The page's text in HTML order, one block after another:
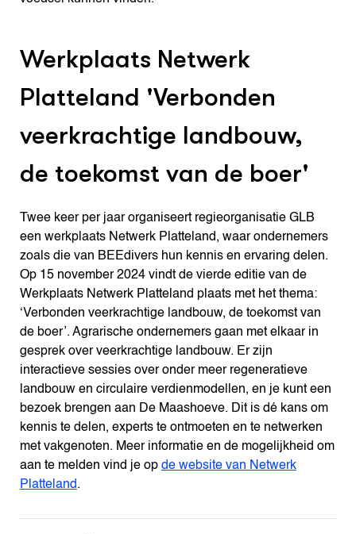
Werkplaats Netwerk
Platteland 'Verbonden
veerkrachtige landbouw,
de toekomst van de boer'
Twee keer per jaar organiseert regieorganisatie GLB
een werkplaats Netwerk Platteland, waar ondernemers
zoals die van BEEdivers hun kennis en ervaring delen.
Op 15 november 2024 vindt de vierde editie van de
Werkplaats Netwerk Platteland plaats met het thema:
‘Verbonden veerkrachtige landbouw, de toekomst van
de boer’. Agrarische ondernemers gaan met elkaar in
gesprek over veerkrachtige landbouw. Er zijn
interactieve sessies over onder meer regeneratieve
landbouw en circulaire verdienmodellen, en je kunt een
bezoek brengen aan De Maashoeve. Dit is dé kans om
kennis te delen, experts te ontmoeten en te netwerken
met vakgenoten. Meer informatie en de mogelijkheid om
aan te melden vind je op de website van Netwerk
Platteland.